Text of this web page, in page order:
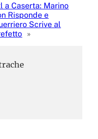
a Caserta: Marino
Risponde e
Scrive al
»